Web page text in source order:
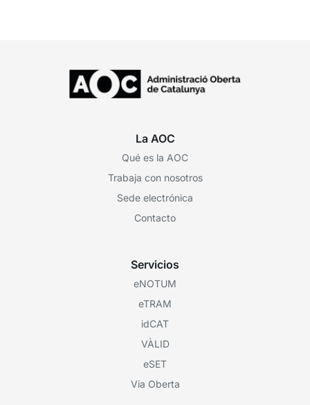
La AOC
Qué es la AOC
Trabaja con nosotros
Sede electrónica
Contacto
Servicios
eNOTUM
eTRAM
idCAT
VÀLID
eSET
Via Oberta